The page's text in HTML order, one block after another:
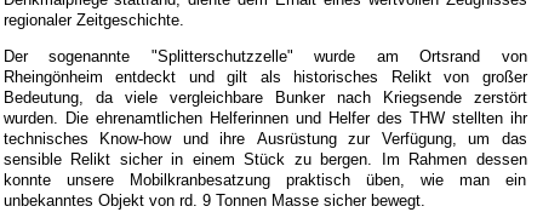
regionaler Zeitgeschichte.
Der sogenannte "Splitterschutzzelle" wurde am Ortsrand von
Rheingönheim entdeckt und gilt als historisches Relikt von großer
Bedeutung, da viele vergleichbare Bunker nach Kriegsende zerstört
wurden. Die ehrenamtlichen Helferinnen und Helfer des THW stellten ihr
technisches Know-how und ihre Ausrüstung zur Verfügung, um das
sensible Relikt sicher in einem Stück zu bergen. Im Rahmen dessen
konnte unsere Mobilkranbesatzung praktisch üben, wie man ein
unbekanntes Objekt von rd. 9 Tonnen Masse sicher bewegt.